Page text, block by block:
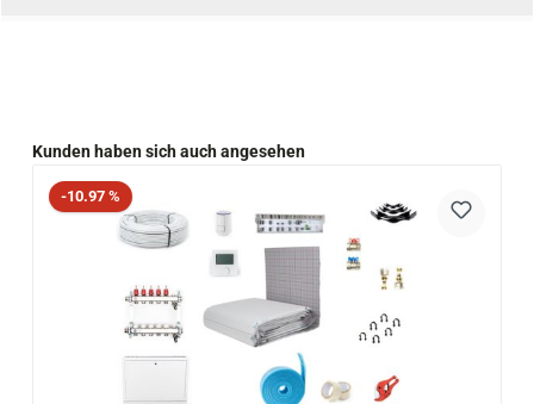
Produktgalerie überspringen
Kunden haben sich auch angesehen
Rabatt
-10.97 %